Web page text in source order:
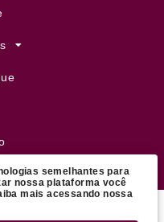
semelhantes para
nossa plataforma você
mais acessando nossa